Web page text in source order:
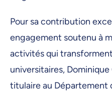
Pour sa contribution
engagement soutenu à
activités qui
universitaires,
titulaire au Département